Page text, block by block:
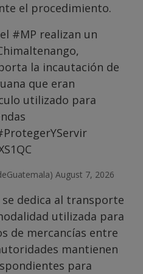
el procedimiento.
#MP realizan un
la incautación de
que eran
utilizado para
August 7, 2026
dedica al transporte
utilizada para
de mercancías entre
mantienen
para